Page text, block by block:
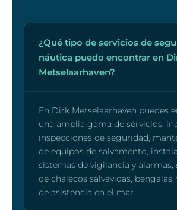
¿Qué tipo de servicios de
náutica puedo encontrar en
Metselaarhaven?
En Dirk Metselaarhaven puedes
una amplia gama de servicios,
inspecciones de seguridad,
de equipos de salvamento,
sistemas de vigilancia y
de chalecos salvavidas, bengalas,
de asistencia en el mar.